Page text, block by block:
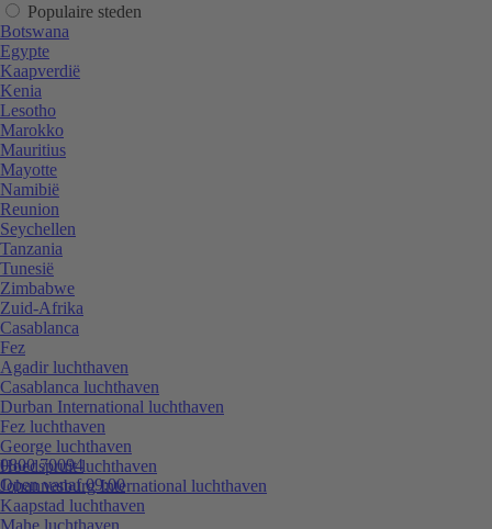
0800 70094
Open vanaf 09:00
Populaire steden
Botswana
Egypte
Kaapverdië
Kenia
Lesotho
Marokko
Mauritius
Mayotte
Namibië
Reunion
Seychellen
Tanzania
Tunesië
Zimbabwe
Zuid-Afrika
Casablanca
Fez
Agadir luchthaven
Casablanca luchthaven
Durban International luchthaven
Fez luchthaven
George luchthaven
Hoedspruit luchthaven
Johannesburg International luchthaven
Kaapstad luchthaven
Mahe luchthaven